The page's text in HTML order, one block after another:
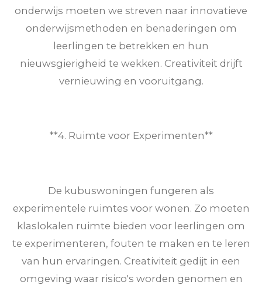
onderwijs moeten we streven naar innovatieve
onderwijsmethoden en benaderingen om
leerlingen te betrekken en hun
nieuwsgierigheid te wekken. Creativiteit drijft
vernieuwing en vooruitgang.
**4. Ruimte voor Experimenten**
De kubuswoningen fungeren als
experimentele ruimtes voor wonen. Zo moeten
klaslokalen ruimte bieden voor leerlingen om
te experimenteren, fouten te maken en te leren
van hun ervaringen. Creativiteit gedijt in een
omgeving waar risico's worden genomen en